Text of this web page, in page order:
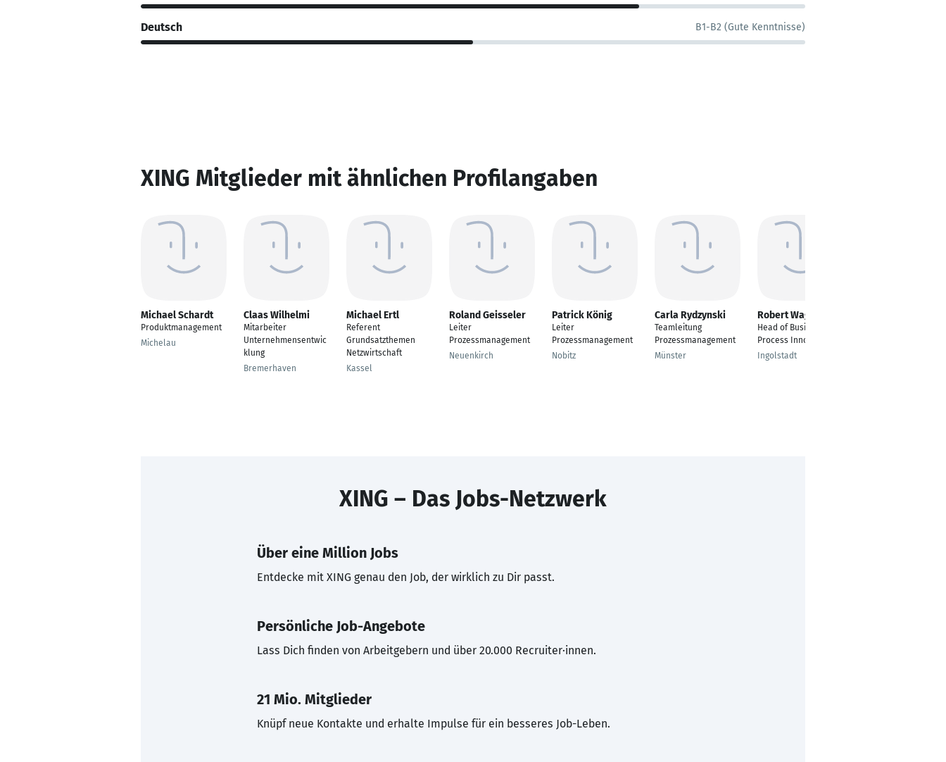
Deutsch B1-B2 (Gute Kenntnisse)
XING Mitglieder mit ähnlichen Profilangaben
Michael Schardt
Produktmanagement
Michelau
Claas Wilhelmi
Mitarbeiter
Unternehmensentwic
klung
Bremerhaven
Michael Ertl
Referent
Grundsatzthemen
Netzwirtschaft
Kassel
Roland Geisseler
Leiter
Prozessmanagement
Neuenkirch
Patrick König
Leiter
Prozessmanagement
Nobitz
Carla Rydzynski
Teamleitung
Prozessmanagement
Münster
Robert Wagner
Head of Business
Process Innovation
Ingolstadt
XING – Das Jobs-Netzwerk
Über eine Million Jobs
Entdecke mit XING genau den Job, der wirklich zu Dir passt.
Persönliche Job-Angebote
Lass Dich finden von Arbeitgebern und über 20.000 Recruiter·innen.
21 Mio. Mitglieder
Knüpf neue Kontakte und erhalte Impulse für ein besseres Job-Leben.